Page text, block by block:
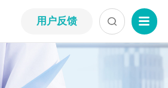
用户反馈